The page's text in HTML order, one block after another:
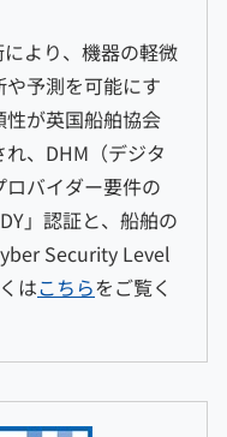
より、機器の軽微
予測を可能にす
が英国船舶協会
、DHM（デジタ
バイダー要件の
」認証と、船舶の
Security Level
はこちらをご覧く